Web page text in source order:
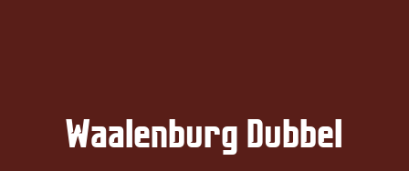
Waalenburg Dubbel